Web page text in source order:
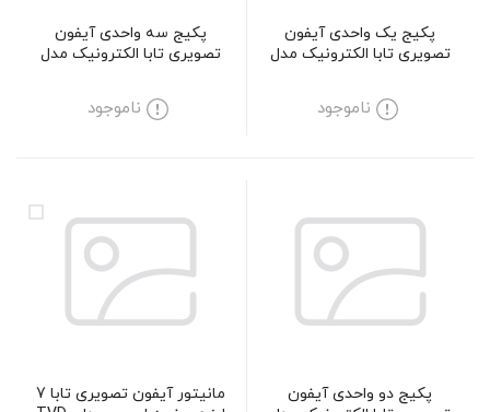
پکیج یک واحدی آیفون
تصویری تابا الکترونیک مدل
ناموجود
پکیج سه واحدی آیفون
تصویری تابا الکترونیک مدل
ناموجود
پکیج دو واحدی آیفون
مانیتور آیفون تصویری تابا 7